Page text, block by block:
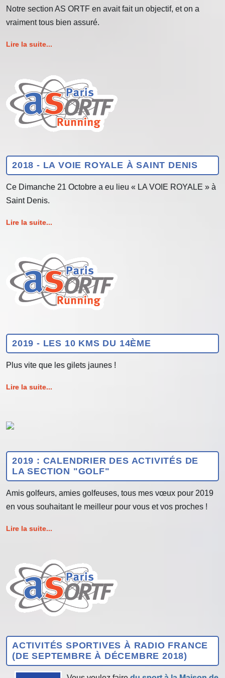
Notre section AS ORTF en avait fait un objectif, et on a
vraiment tous bien assuré.
Lire la suite...
2018 - LA VOIE ROYALE À SAINT DENIS
Ce Dimanche 21 Octobre a eu lieu « LA VOIE ROYALE » à
Saint Denis.
Lire la suite...
2019 - LES 10 KMS DU 14ÈME
Plus vite que les gilets jaunes !
Lire la suite...
2019 : CALENDRIER DES ACTIVITÉS DE
LA SECTION "GOLF"
Amis golfeurs, amies golfeuses, tous mes vœux pour 2019
en vous souhaitant le meilleur pour vous et vos proches !
Lire la suite...
ACTIVITÉS SPORTIVES À RADIO FRANCE
(DE SEPTEMBRE À DÉCEMBRE 2018)